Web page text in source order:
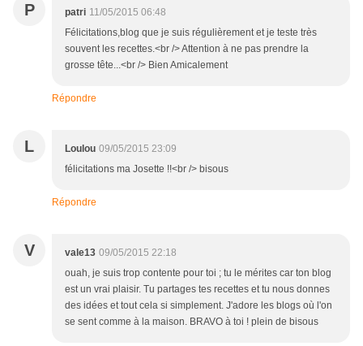
P patri 11/05/2015 06:48
Félicitations,blog que je suis régulièrement et je teste très
souvent les recettes.<br /> Attention à ne pas prendre la
grosse tête...<br /> Bien Amicalement
Répondre
L Loulou 09/05/2015 23:09
félicitations ma Josette !!<br /> bisous
Répondre
V vale13 09/05/2015 22:18
ouah, je suis trop contente pour toi ; tu le mérites car ton blog
est un vrai plaisir. Tu partages tes recettes et tu nous donnes
des idées et tout cela si simplement. J'adore les blogs où l'on
se sent comme à la maison. BRAVO à toi ! plein de bisous